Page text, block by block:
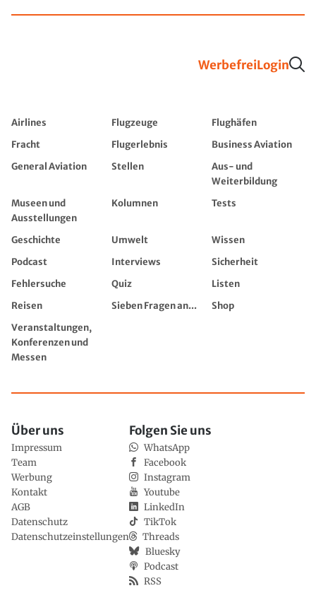
WerbefreiLogin
Airlines Flugzeuge
Flughäfen
Fracht
Flugerlebnis
Business Aviation
General Aviation
Stellen
Aus- und
Weiterbildung
Museen und
Ausstellungen
Kolumnen Tests
Geschichte Umwelt
Wissen
Podcast
Interviews
Sicherheit
Fehlersuche
Quiz
Listen
Reisen
Sieben Fragen an...
Shop
Veranstaltungen,
Konferenzen und
Messen
Über uns
Impressum
Team
Werbung
Kontakt
AGB
Datenschutz
Datenschutzeinstellungen
Folgen Sie uns
WhatsApp
Facebook
Instagram
Youtube
LinkedIn
TikTok
Threads
Bluesky
Podcast
RSS